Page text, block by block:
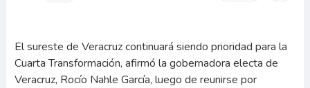
El sureste de Veracruz continuará siendo prioridad para la
Cuarta Transformación, afirmó la gobernadora electa de
Veracruz, Rocío Nahle García, luego de reunirse por